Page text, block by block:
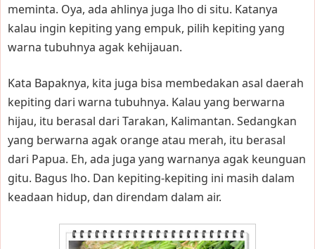
meminta. Oya, ada ahlinya juga lho di situ. Katanya
kalau ingin kepiting yang empuk, pilih kepiting yang
warna tubuhnya agak kehijauan.
Kata Bapaknya, kita juga bisa membedakan asal daerah
kepiting dari warna tubuhnya. Kalau yang berwarna
hijau, itu berasal dari Tarakan, Kalimantan. Sedangkan
yang berwarna agak orange atau merah, itu berasal
dari Papua. Eh, ada juga yang warnanya agak keunguan
gitu. Bagus lho. Dan kepiting-kepiting ini masih dalam
keadaan hidup, dan direndam dalam air.